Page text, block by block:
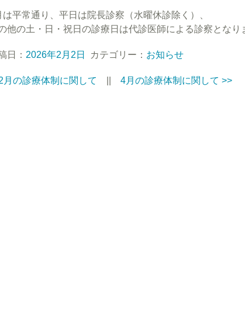
は平常通り、平日は院長診察（水曜休診除く）、
他の土・日・祝日の診療日は代診医師による診察となり
日： 2026年2月2日 カテゴリー： お知らせ
月の診療体制に関して 4月の診療体制に関して >>